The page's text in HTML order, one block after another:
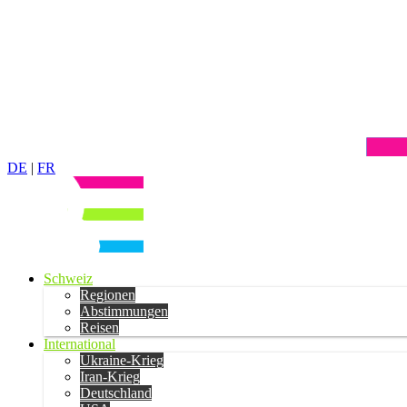
DE | FR
Schweiz
Regionen
Abstimmungen
Reisen
International
Ukraine-Krieg
Iran-Krieg
Deutschland